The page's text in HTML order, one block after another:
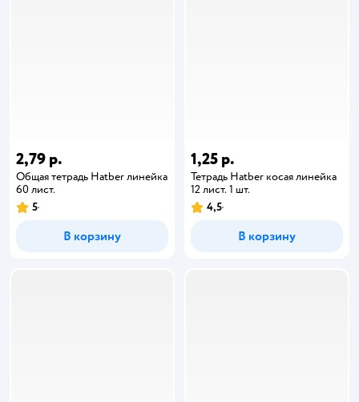
2,79 р.
Общая тетрадь Hatber линейка
60 лист.
5
В корзину
1,25 р.
Тетрадь Hatber косая линейка
12 лист. 1 шт.
4,5
В корзину